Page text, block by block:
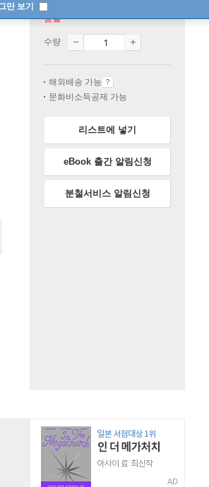
만 보기
품절
수량
해외배송 가능
문화비소득공제 가능
리스트에 넣기
eBook 출간 알림신청
분철서비스 알림신청
AD